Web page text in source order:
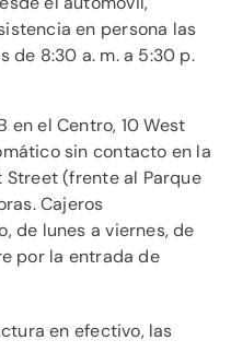
en persona las
de 8:30 a. m. a 5:30 p.
en el Centro, 10 West
sin contacto en la
Street (frente al Parque
Cajeros
de lunes a viernes, de
por la entrada de
en efectivo, las